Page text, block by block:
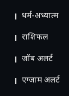
धर्म-अध्यात्म
राशिफल
जॉब अलर्ट
एग्जाम अलर्ट